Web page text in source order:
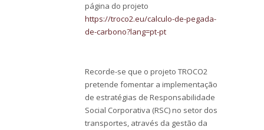
página do projeto
https://troco2.eu/calculo-de-pegada-
de-carbono?lang=pt-pt
Recorde-se que o projeto TROCO2
pretende fomentar a implementação
de estratégias de Responsabilidade
Social Corporativa (RSC) no setor dos
transportes, através da gestão da